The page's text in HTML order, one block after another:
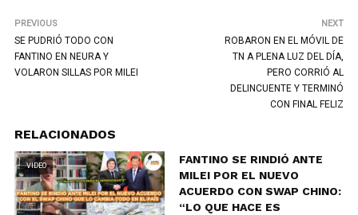
PREVIOUS
SE PUDRIÓ TODO CON
FANTINO EN NEURA Y
VOLARON SILLAS POR MILEI
NEXT
ROBARON EN EL MÓVIL DE
TN A PLENA LUZ DEL DÍA,
PERO CORRIÓ AL
DELINCUENTE Y TERMINÓ
CON FINAL FELIZ
RELACIONADOS
VIDEO
FANTINO SE RINDIÓ ANTE
MILEI POR EL NUEVO
ACUERDO CON SWAP CHINO:
“LO QUE HACE ES